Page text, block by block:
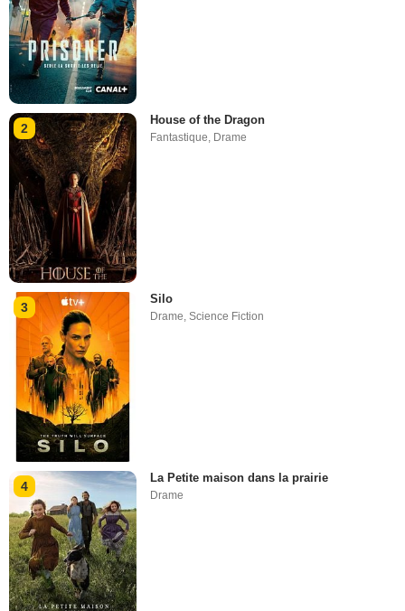
2
House of the Dragon
Fantastique Drame
3
Silo
Drame,Science Fiction
4
La Petite maison dans la prairie
Drame